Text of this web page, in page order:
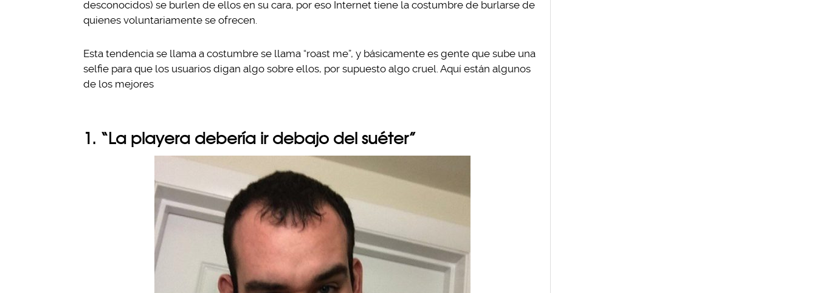
desconocidos) se burlen de ellos en su cara, por eso Internet tiene la costumbre de burlarse de
quienes voluntariamente se ofrecen.
Esta tendencia se llama a costumbre se llama “roast me”, y básicamente es gente que sube una
selfie para que los usuarios digan algo sobre ellos, por supuesto algo cruel. Aquí están algunos
de los mejores
1. “La playera debería ir debajo del suéter”